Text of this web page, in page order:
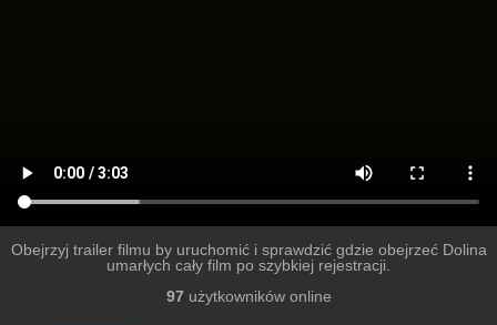
Obejrzyj trailer filmu by uruchomić i sprawdzić gdzie obejrzeć Dolina
umarłych cały film po szybkiej rejestracji.
97 użytkowników online